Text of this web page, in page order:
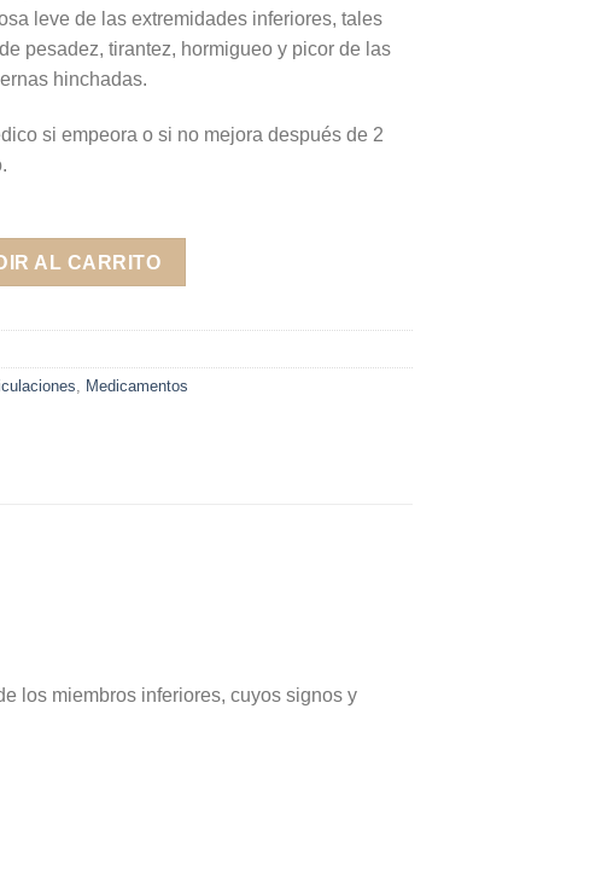
leve de las extremidades inferiores, tales
pesadez, tirantez, hormigueo y picor de las
hinchadas.
si empeora o si no mejora después de 2
mg 30 comprimidos cantidad
AL CARRITO
Medicamentos
los miembros inferiores, cuyos signos y